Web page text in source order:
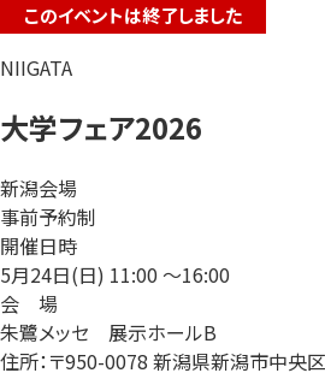
このイベントは終了しました
NIIGATA
大学フェア2026
新潟会場
事前予約制
開催日時
5月24日(日) 11:00 〜16:00
会 場
朱鷺メッセ 展示ホールB
住所：〒950-0078 新潟県新潟市中央